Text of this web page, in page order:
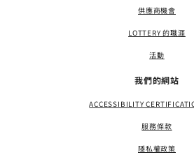
供應商機會
LOTTERY 的職涯
活動
我們的網站
ACCESSIBILITY
服務條款
隱私權政策